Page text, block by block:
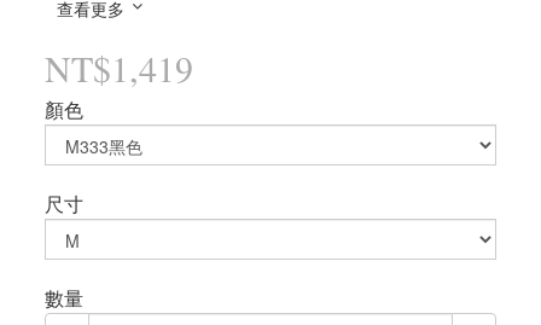
查看更多
NT$1,419
顏色
尺寸
數量